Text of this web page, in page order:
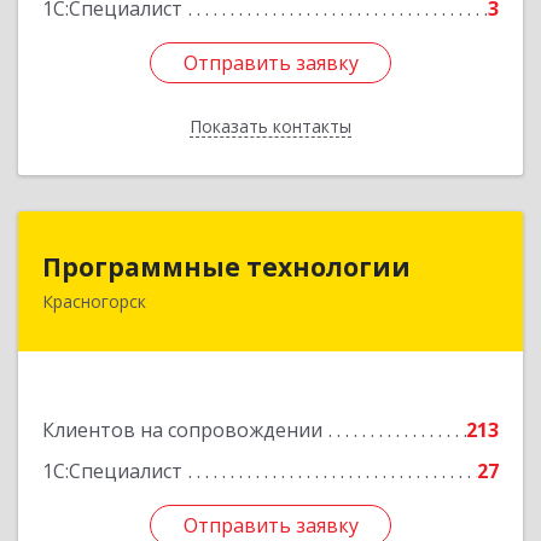
1С:Специалист 3
Отправить заявку
Показать контакты
Отправить заявку
Назад
Программные технологии
Красногорск
Клиентов на сопровождении
213
1С:Специалист
27
Отправить заявку
143408, Московская обл, Красногорский р-н,
Отправить заявку